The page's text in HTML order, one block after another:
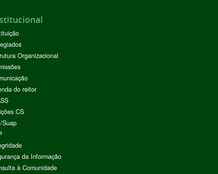
Organizacional
do reitor
CS
Suap
da Informação
à Comunidade